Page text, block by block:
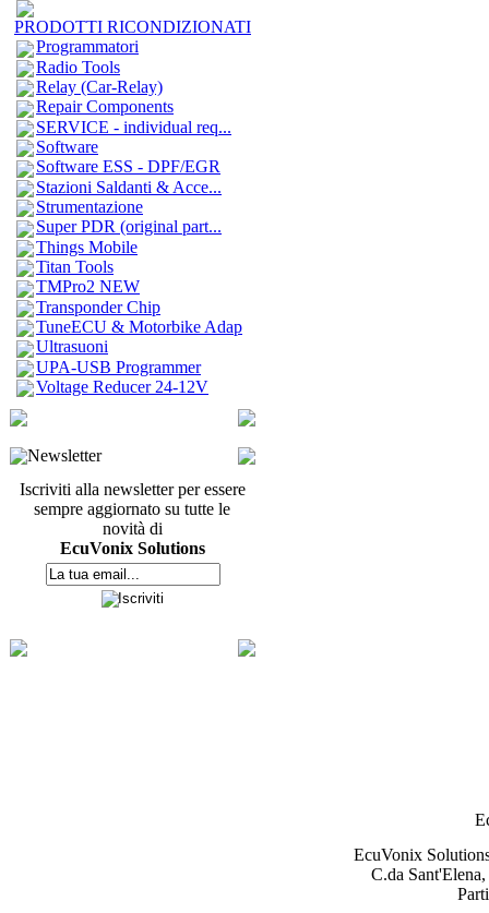
PRODOTTI RICONDIZIONATI
Programmatori
Radio Tools
Relay (Car-Relay)
Repair Components
SERVICE - individual req...
Software
Software ESS - DPF/EGR
Stazioni Saldanti & Acce...
Strumentazione
Super PDR (original part...
Things Mobile
Titan Tools
TMPro2 NEW
Transponder Chip
TuneECU & Motorbike Adap
Ultrasuoni
UPA-USB Programmer
Voltage Reducer 24-12V
Newsletter
Iscriviti alla newsletter per essere
sempre aggiornato su tutte le
novità di
EcuVonix Solutions
EcuVonix
C.da